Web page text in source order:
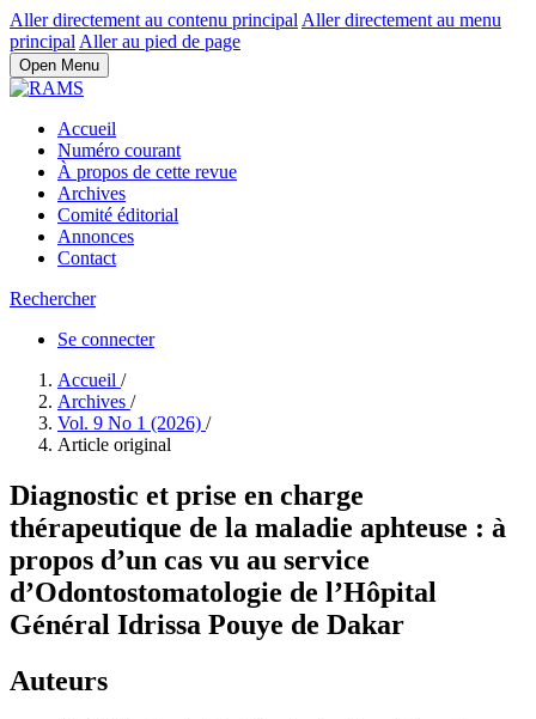
Aller directement au contenu principal Aller directement au menu
principal Aller au pied de page
Open Menu
Accueil
Numéro courant
À propos de cette revue
Archives
Comité éditorial
Annonces
Contact
Rechercher
Se connecter
Accueil /
Archives /
Vol. 9 No 1 (2026) /
Article original
Diagnostic et prise en charge
thérapeutique de la maladie aphteuse : à
propos d’un cas vu au service
d’Odontostomatologie de l’Hôpital
Général Idrissa Pouye de Dakar
Auteurs